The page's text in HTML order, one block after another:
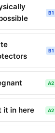
B1
B1
A2
it in here A2